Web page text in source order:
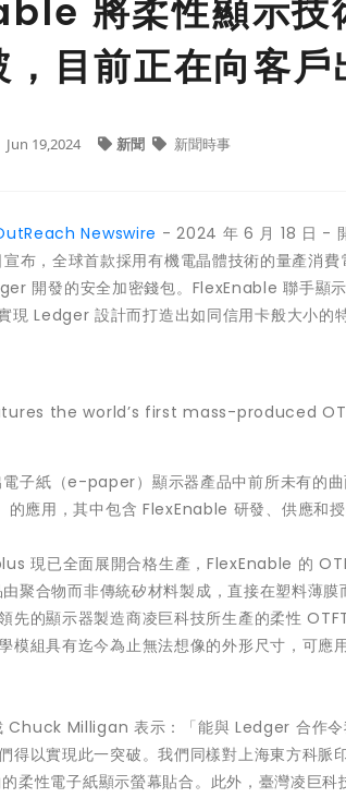
將柔性顯示技
，目前正在向客戶
Jun 19,2024 新聞 新聞時事
Newswire - 2024 年 6 月 18 日 -
宣布，全球首款採用有機電晶體技術的量產消
開發的安全加密錢包。FlexEnable 聯手顯
現 Ledger 設計而打造出如同信用卡般大小的
子紙（e-paper）顯示器產品中前所未有的
的應用，其中包含 FlexEnable 研發、供應和授
現已全面展開合格生產，FlexEnable 的
聚合物而非傳統矽材料製成，直接在塑料薄
先的顯示器製造商凌巨科技所生產的柔性
模組具有迄今為止無法想像的外形尺寸，可
Chuck Milligan 表示：「能與 Ledger 合作令
得以實現此一突破。我們同樣對上海東方科
柔性電子紙顯示螢幕貼合。此外，臺灣凌巨